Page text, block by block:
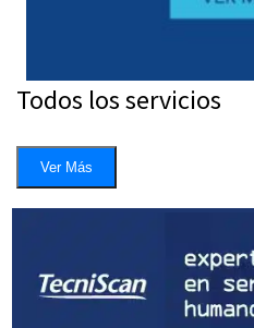
Todos los servicios
Ver Más